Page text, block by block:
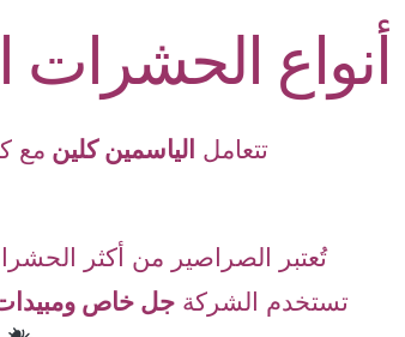
أنواع الحشرات
تتعامل الياسمين كلين مع
تُعتبر الصراصير من أكثر
تستخدم الشركةجل خاص ومبيدات